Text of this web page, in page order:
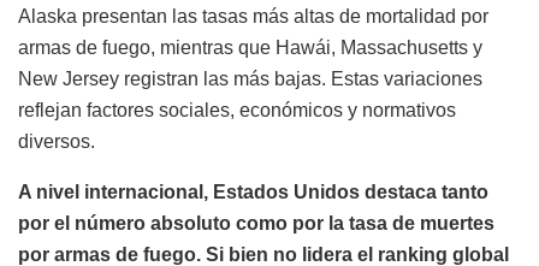
Alaska presentan las tasas más altas de mortalidad por
armas de fuego, mientras que Hawái, Massachusetts y
New Jersey registran las más bajas. Estas variaciones
reflejan factores sociales, económicos y normativos
diversos.
A nivel internacional, Estados Unidos destaca tanto
por el número absoluto como por la tasa de muertes
por armas de fuego. Si bien no lidera el ranking global